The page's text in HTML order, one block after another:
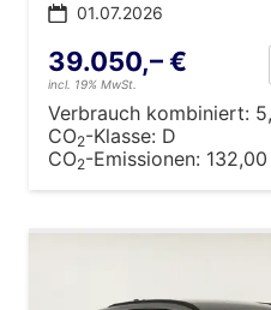
01.07.2026
39.050,– €
incl. 19% MwSt.
Verbrauch kombiniert:
CO2-Klasse: D
CO2-Emissionen: